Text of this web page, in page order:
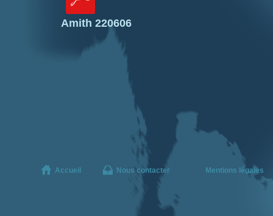
Amith 220606
Accueil Nous contacter Mentions légales